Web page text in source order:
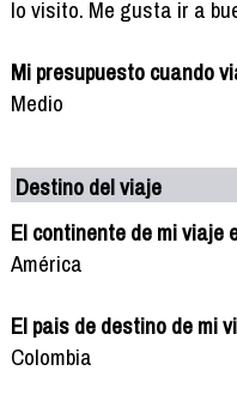
lo visito. Me gusta ir a
Mi presupuesto cuando
Medio
Destino del viaje
El continente de mi viaje
América
El pais de destino de mi
Colombia